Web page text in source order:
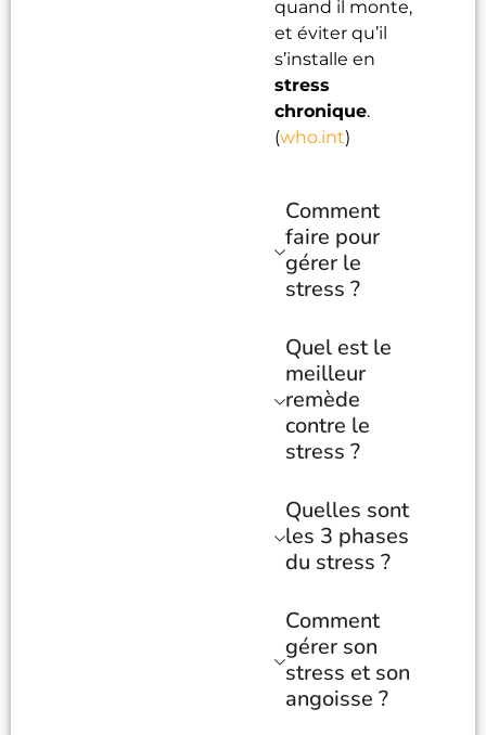
quand il monte,
et éviter qu’il
s’installe en
stress
chronique.
(who.int)
Comment
faire pour
gérer le
stress ?
Quel est le
meilleur
remède
contre le
stress ?
Quelles sont
les 3 phases
du stress ?
Comment
gérer son
stress et son
angoisse ?